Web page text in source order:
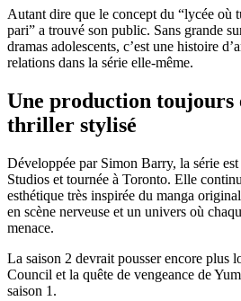
Autant dire que le concept du “lycée où
pari” a trouvé son public. Sans grande
dramas adolescents, c’est une histoire
relations dans la série elle-même.
Une production toujours
thriller stylisé
Développée par Simon Barry, la série
Studios et tournée à Toronto. Elle
esthétique très inspirée du manga original
en scène nerveuse et un univers où
menace.
La saison 2 devrait pousser encore plus
Council et la quête de vengeance de
saison 1.